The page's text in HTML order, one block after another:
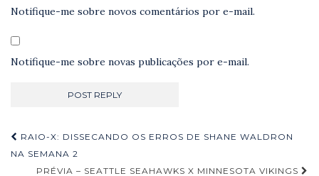
Notifique-me sobre novos comentários por e-mail.
Notifique-me sobre novas publicações por e-mail.
Navegação
de
RAIO-X: DISSECANDO OS ERROS DE SHANE WALDRON
NA SEMANA 2
PRÉVIA – SEATTLE SEAHAWKS X MINNESOTA VIKINGS